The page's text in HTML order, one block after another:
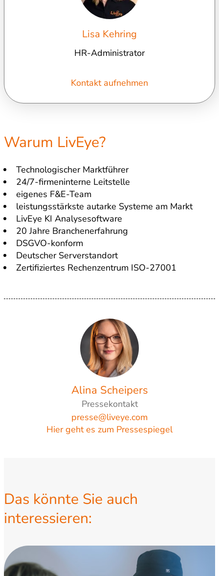
Lisa Kehring
HR-Administrator
Kontakt aufnehmen
Warum LivEye?
Technologischer Marktführer
24/7-firmeninterne Leitstelle
eigenes F&E-Team
leistungsstärkste autarke Systeme am Markt
LivEye KI Analysesoftware
20 Jahre Branchenerfahrung
DSGVO-konform
Deutscher Serverstandort
Zertifiziertes Rechenzentrum ISO-27001
Alina Scheipers
Pressekontakt
presse@liveye.com
Hier geht es zum Pressespiegel
Das könnte Sie auch
interessieren: